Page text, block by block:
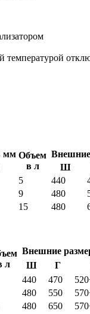
мм Объем
в л
Ш
5 440
9 480
15 480
л
Внешние
Ш Г
440 470
480 550
480 650